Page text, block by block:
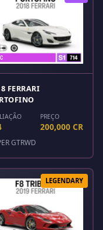
FERRARI
PREÇO
200,000 CR
GTRWD
LEGENDARY